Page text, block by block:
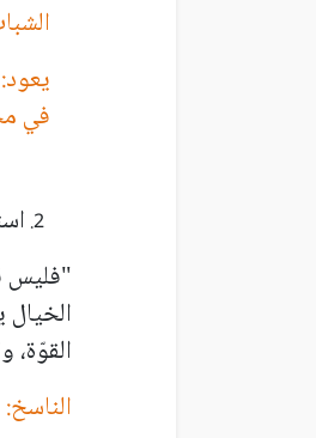
في
"فليس
القوّة،